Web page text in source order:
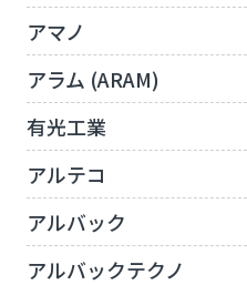
アマノ
アラム (ARAM)
有光工業
アルテコ
アルバック
アルバックテクノ